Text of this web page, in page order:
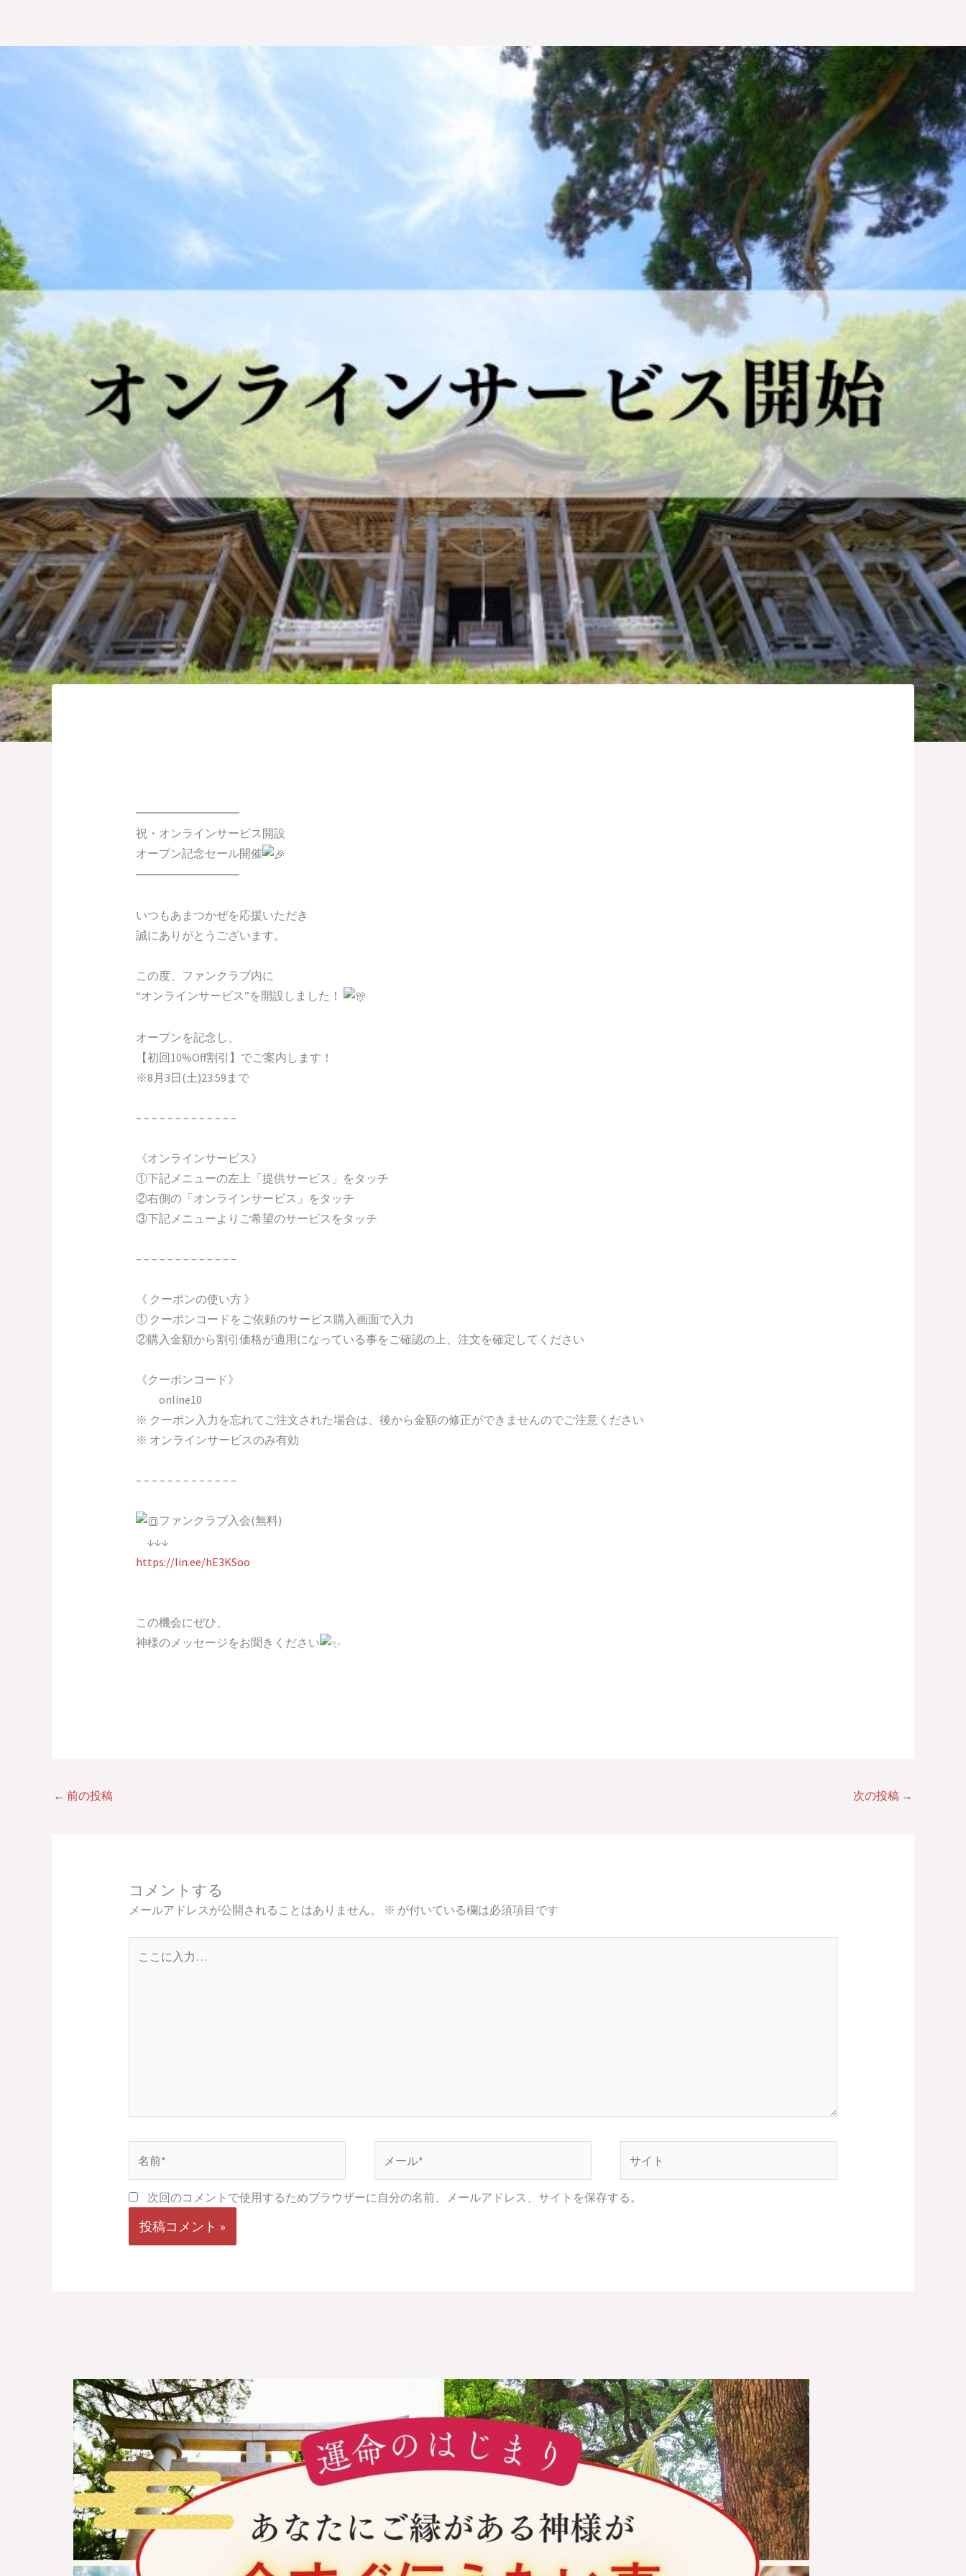
を
━━━━━━━━━
祝・オンラインサービス開設
オープン記念セール開催
━━━━━━━━━
いつもあまつかぜを応援いただき
誠にありがとうございます。
この度、ファンクラブ内に
“オンラインサービス”を開設しました！
オープンを記念し、
【初回10%Off割引】でご案内します！
※8月3日(土)23:59まで
– – – – – – – – – – – – –
《オンラインサービス》
①下記メニューの左上「提供サービス」をタッチ
②右側の「オンラインサービス」をタッチ
③下記メニューよりご希望のサービスをタッチ
– – – – – – – – – – – – –
《 クーポンの使い方 》
① クーポンコードをご依頼のサービス購入画面で入力
②購入金額から割引価格が適用になっている事をご確認の上、注文を確定してください
《クーポンコード》
online10
※ クーポン入力を忘れてご注文された場合は、後から金額の修正ができませんのでご注意ください
※ オンラインサービスのみ有効
– – – – – – – – – – – – –
ファンクラブ入会(無料)
↓↓↓
https://lin.ee/hE3KSoo
この機会にぜひ、
神様のメッセージをお聞きください
← 前の投稿 次の投稿 →
コメントする
メールアドレスが公開されることはありません。 ※ が付いている欄は必須項目です
*
ル
ト
次回のコメントで使用するためブラウザーに自分の名前、メールアドレス、サイトを保存する。